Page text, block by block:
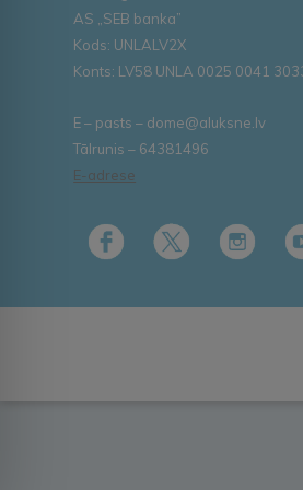
AS „SEB banka”
Kods: UNLALV2X
Konts: LV58 UNLA 0025 0041
E – pasts – dome@aluksne.lv
Tālrunis – 64381496
E-adrese